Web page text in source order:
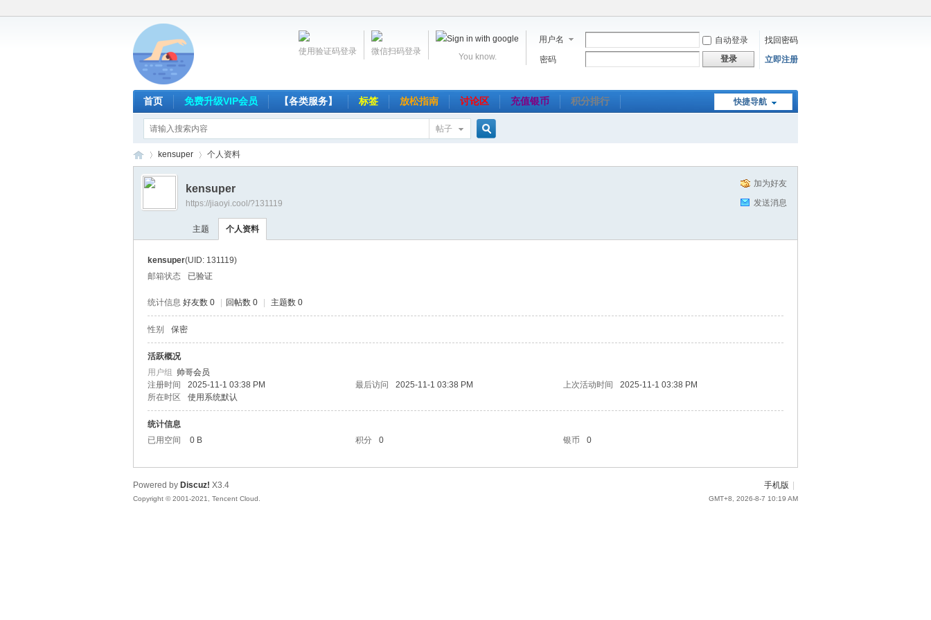
用户名 自动登录
找回密码
密码
登录 立即注册
You know.
微信扫码登录
使用验证码登录
快捷导航
首页 免费升级VIP会员 【各类服务】 标签 放松指南 讨论区 充值银币 积分排行
帖子
网
›
kensuper 个人资料
加为好友
发送消息
kensuper
https://jiaoyi.cool/?131119
主题 个人资料
kensuper(UID: 131119)
邮箱状态
已验证
统计信息 好友数 0 回帖数 0 主题数 0
性别 保密
活跃概况
用户组 帅哥会员
注册时间
2025-11-1 03:38 PM 最后访问 2025-11-1 03:38 PM 上次活动时间
2025-11-1 03:38 PM
所在时区
使用系统默认
统计信息
已用空间
0 B 积分 0 银币 0
手机版
GMT+8, 2026-8-7 10:19 AM
Powered by Discuz! X3.4
Copyright © 2001-2021, Tencent Cloud.